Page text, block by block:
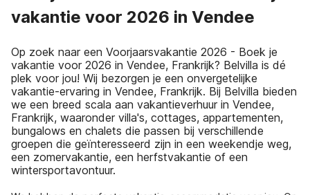
vakantie voor 2026 in Vendee
Op zoek naar een Voorjaarsvakantie 2026 - Boek je
vakantie voor 2026 in Vendee, Frankrijk? Belvilla is dé
plek voor jou! Wij bezorgen je een onvergetelijke
vakantie-ervaring in Vendee, Frankrijk. Bij Belvilla bieden
we een breed scala aan vakantieverhuur in Vendee,
Frankrijk, waaronder villa's, cottages, appartementen,
bungalows en chalets die passen bij verschillende
groepen die geïnteresseerd zijn in een weekendje weg,
een zomervakantie, een herfstvakantie of een
wintersportavontuur.